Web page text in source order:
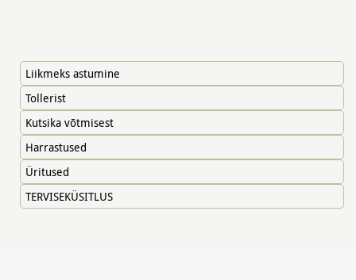
Liikmeks astumine
Tollerist
Kutsika võtmisest
Harrastused
Üritused
TERVISEKÜSITLUS